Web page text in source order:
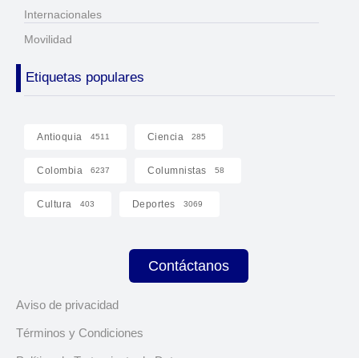
Internacionales
Movilidad
Etiquetas populares
Antioquia 4511 Ciencia 285
Colombia 6237 Columnistas 58
Cultura 403 Deportes 3069
Contáctanos
Aviso de privacidad
Términos y Condiciones